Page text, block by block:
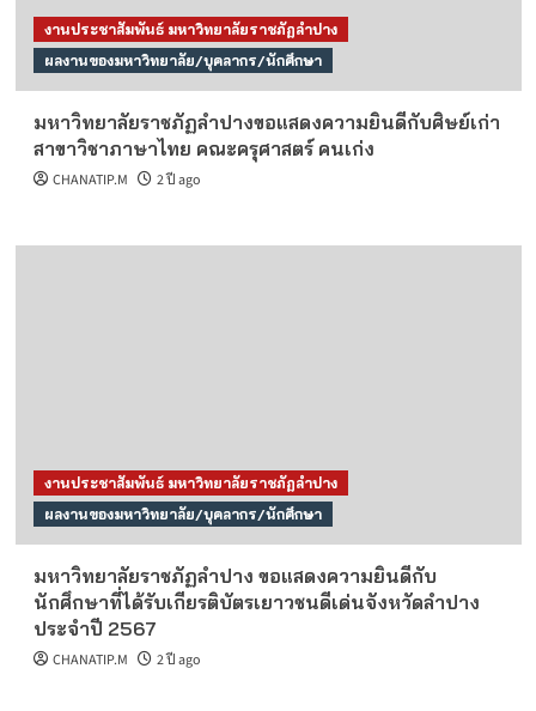
งานประชาสัมพันธ์ มหาวิทยาลัยราชภัฏลำปาง
ผลงานของมหาวิทยาลัย/บุคลากร/นักศึกษา
มหาวิทยาลัยราชภัฏลำปางขอแสดงความยินดีกับศิษย์เก่า
สาขาวิชาภาษาไทย คณะครุศาสตร์ คนเก่ง
CHANATIP.M 2 ปี ago
งานประชาสัมพันธ์ มหาวิทยาลัยราชภัฏลำปาง
ผลงานของมหาวิทยาลัย/บุคลากร/นักศึกษา
มหาวิทยาลัยราชภัฏลำปาง ขอแสดงความยินดีกับ
นักศึกษาที่ได้รับเกียรติบัตรเยาวชนดีเด่นจังหวัดลำปาง
ประจำปี 2567
CHANATIP.M 2 ปี ago